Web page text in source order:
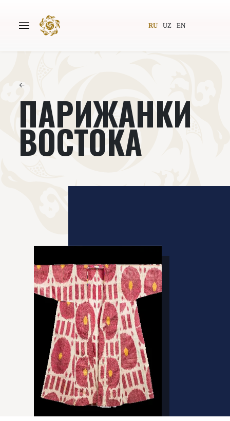
RU UZ EN
Всемирное общество
Издательство Новости
←
ПАРИЖАНКИ
ВОСТОКА‌‌